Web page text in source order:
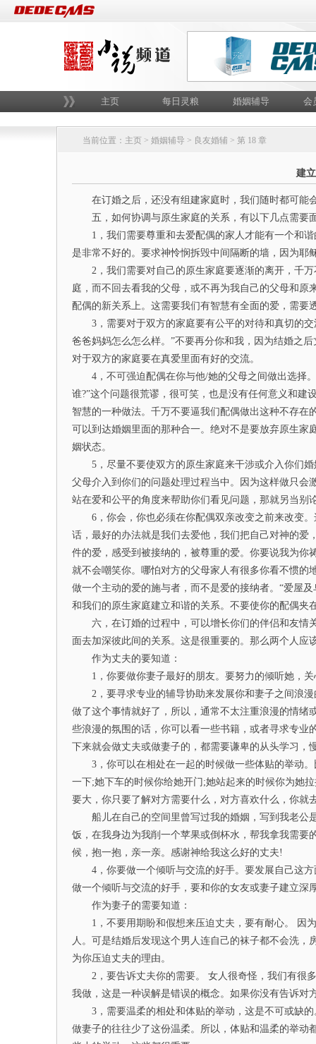
主页 每日灵粮 婚姻辅导 会
当前位置： 主页 > 婚姻辅导 > 良友婚辅 > 第 18 章
建
在订婚之后，还没有组建家庭时，我们随时都可能
五，如何协调与原生家庭的关系，有以下几点需要
1，我们需要尊重和去爱配偶的家人才能有一个和谐
是非常不好的。要求神怜悯拆毁中间隔断的墙，因为
2，我们需要对自己的原生家庭要逐渐的离开，千万
庭，而不回去看我的父母，或不再为我自己的父母和
配偶的新关系上。这需要我们有智慧有全面的爱，需要
3，需要对于双方的家庭要有公平的对待和真切的交
爸爸妈妈怎么怎么样。”不要再分你和我，因为结婚之
对于双方的家庭要在真爱里面有好的交流。
4，不可强迫配偶在你与他/她的父母之间做出选择。
谁?”这个问题很荒谬，很可笑，也是没有任何意义和
智慧的一种做法。千万不要逼我们配偶做出这种不存
可以到达婚姻里面的那种合一。绝对不是要放弃原生
姻状态。
5，尽量不要使双方的原生家庭来干涉或介入你们婚
父母介入到你们的问题处理过程当中。因为这样做只
站在爱和公平的角度来帮助你们看见问题，那就另当别
6，你会，你也必须在你配偶双亲改变之前来改变。
话，最好的办法就是我们去爱他，我们把自己对神的
件的爱，感受到被接纳的，被尊重的爱。你要说我为
就不会嘲笑你。哪怕对方的父母家人有很多你看不惯
做一个主动的爱的施与者，而不是爱的接纳者。“爱屋
和我们的原生家庭建立和谐的关系。不要使你的配偶
六，在订婚的过程中，可以增长你们的伴侣和友情
面去加深彼此间的关系。这是很重要的。那么两个人应
作为丈夫的要知道：
1，你要做你妻子最好的朋友。要努力的倾听她，关
2，要寻求专业的辅导协助来发展你和妻子之间浪漫
做了这个事情就好了，所以，通常不太注重浪漫的情
些浪漫的氛围的话，你可以看一些书籍，或者寻求专
下来就会做丈夫或做妻子的，都需要谦卑的从头学习，
3，你可以在相处在一起的时候做一些体贴的举动。
一下;她下车的时候你给她开门;她站起来的时候你为她
要大，你只要了解对方需要什么，对方喜欢什么，你就
船儿在自己的空间里曾写过我的婚姻，写到我老公
饭，在我身边为我削一个苹果或倒杯水，帮我拿我需
候，抱一抱，亲一亲。感谢神给我这么好的丈夫!
4，你要做一个倾听与交流的好手。要发展自己这方
做一个倾听与交流的好手，要和你的女友或妻子建立深
作为妻子的需要知道：
1，不要用期盼和假想来压迫丈夫，要有耐心。 因
人。可是结婚后发现这个男人连自己的袜子都不会洗
为你压迫丈夫的理由。
2，要告诉丈夫你的需要。 女人很奇怪，我们有很多
我做，这是一种误解是错误的概念。如果你没有告诉对
3，需要温柔的相处和体贴的举动，这是不可或缺的
做妻子的往往少了这份温柔。所以，体贴和温柔的举